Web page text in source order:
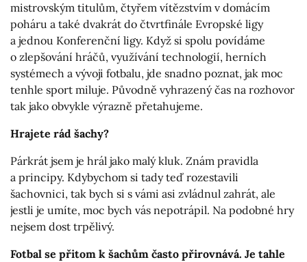
mistrovským titulům, čtyřem vítězstvím v domácím
poháru a také dvakrát do čtvrtfinále Evropské ligy
a jednou Konferenční ligy. Když si spolu povídáme
o zlepšování hráčů, využívání technologií, herních
systémech a vývoji fotbalu, jde snadno poznat, jak moc
tenhle sport miluje. Původně vyhrazený čas na rozhovor
tak jako obvykle výrazně přetahujeme.
Hrajete rád šachy?
Párkrát jsem je hrál jako malý kluk. Znám pravidla
a principy. Kdybychom si tady teď rozestavili
šachovnici, tak bych si s vámi asi zvládnul zahrát, ale
jestli je umíte, moc bych vás nepotrápil. Na podobné hry
nejsem dost trpělivý.
Fotbal se přitom k šachům často přirovnává. Je tahle